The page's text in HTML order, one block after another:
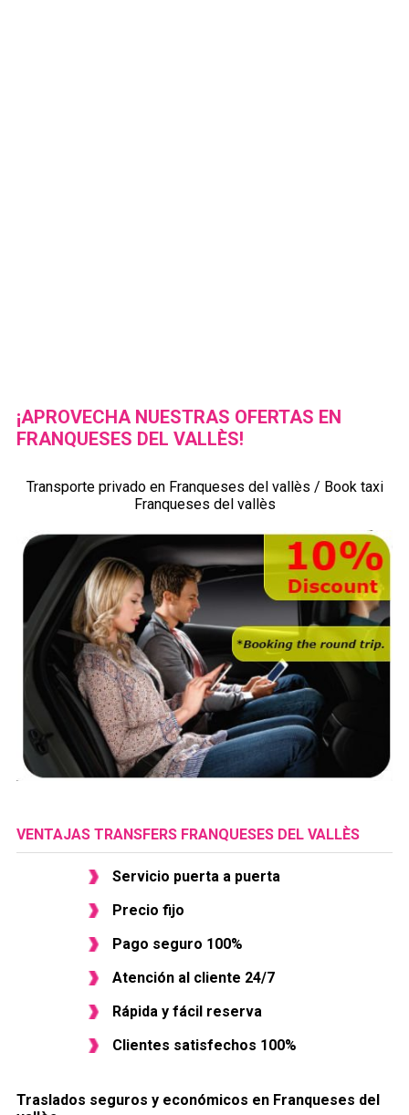
¡APROVECHA NUESTRAS OFERTAS EN
FRANQUESES DEL VALLÈS!
Transporte privado en Franqueses del vallès / Book taxi
Franqueses del vallès
VENTAJAS TRANSFERS FRANQUESES DEL VALLÈS
Servicio puerta a puerta
Precio fijo
Pago seguro 100%
Atención al cliente 24/7
Rápida y fácil reserva
Clientes satisfechos 100%
Traslados seguros y económicos en ​Franqueses del